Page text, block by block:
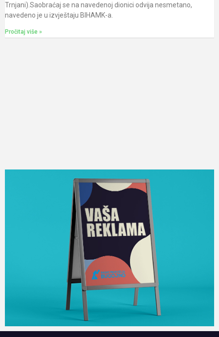
Trnjani).Saobraćaj se na navedenoj dionici odvija nesmetano,
navedeno je u izvještaju BIHAMK-a.
Pročitaj više »